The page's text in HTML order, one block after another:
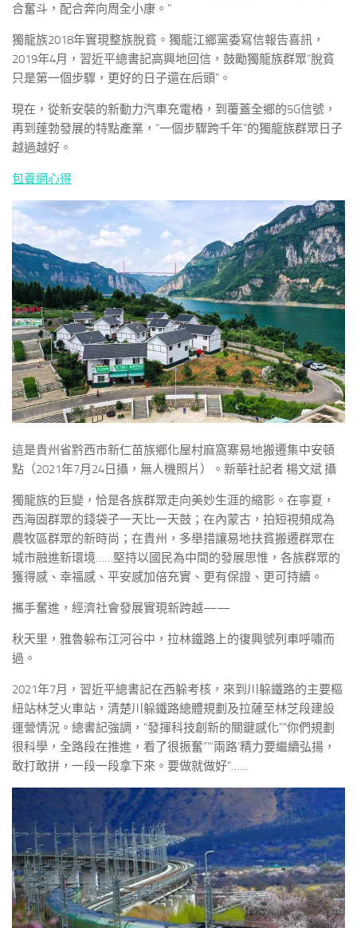
合奮斗，配合奔向周全小康。”
獨龍族2018年實現整族脫貧。獨龍江鄉黨委寫信報告喜訊，
2019年4月，習近平總書記高興地回信，鼓勵獨龍族群眾“脫貧
只是第一個步驟，更好的日子還在后頭”。
現在，從新安裝的新動力汽車充電樁，到覆蓋全鄉的5G信號，
再到蓬勃發展的特點產業，“一個步驟跨千年”的獨龍族群眾日子
越過越好。
包養網心得
這是貴州省黔西市新仁苗族鄉化屋村麻窩寨易地搬遷集中安頓
點（2021年7月24日攝，無人機照片）。新華社記者 楊文斌 攝
獨龍族的巨變，恰是各族群眾走向美妙生涯的縮影。在寧夏，
西海固群眾的錢袋子一天比一天鼓；在內蒙古，拍短視頻成為
農牧區群眾的新時尚；在貴州，多舉措讓易地扶貧搬遷群眾在
城市融進新環境……堅持以國民為中間的發展思惟，各族群眾的
獲得感、幸福感、平安感加倍充實、更有保證、更可持續。
攜手奮進，經濟社會發展實現新跨越——
秋天里，雅魯躲布江河谷中，拉林鐵路上的復興號列車呼嘯而
過。
2021年7月，習近平總書記在西躲考核，來到川躲鐵路的主要樞
紐站林芝火車站，清楚川躲鐵路總體規劃及拉薩至林芝段建設
運營情況。總書記強調，“發揮科技創新的關鍵感化”“你們規劃
很科學，全路段在推進，看了很振奮”“‘兩路’精力要繼續弘揚，
敢打敢拼，一段一段拿下來。要做就做好”……